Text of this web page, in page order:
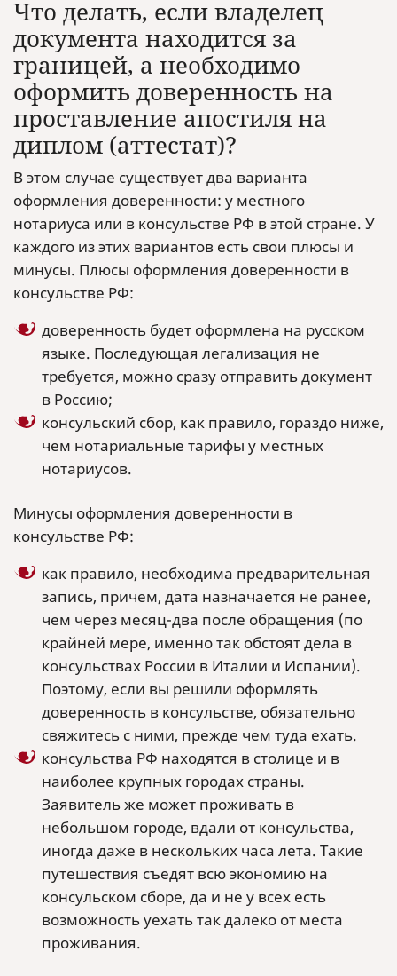
Что делать, если владелец
документа находится за
границей, а необходимо
оформить доверенность на
проставление апостиля на
диплом (аттестат)?
В этом случае существует два варианта
оформления доверенности: у местного
нотариуса или в консульстве РФ в этой стране. У
каждого из этих вариантов есть свои плюсы и
минусы. Плюсы оформления доверенности в
консульстве РФ:
доверенность будет оформлена на русском
языке. Последующая легализация не
требуется, можно сразу отправить документ
в Россию;
консульский сбор, как правило, гораздо ниже,
чем нотариальные тарифы у местных
нотариусов.
Минусы оформления доверенности в
консульстве РФ:
как правило, необходима предварительная
запись, причем, дата назначается не ранее,
чем через месяц-два после обращения (по
крайней мере, именно так обстоят дела в
консульствах России в Италии и Испании).
Поэтому, если вы решили оформлять
доверенность в консульстве, обязательно
свяжитесь с ними, прежде чем туда ехать.
консульства РФ находятся в столице и в
наиболее крупных городах страны.
Заявитель же может проживать в
небольшом городе, вдали от консульства,
иногда даже в нескольких часа лета. Такие
путешествия съедят всю экономию на
консульском сборе, да и не у всех есть
возможность уехать так далеко от места
проживания.